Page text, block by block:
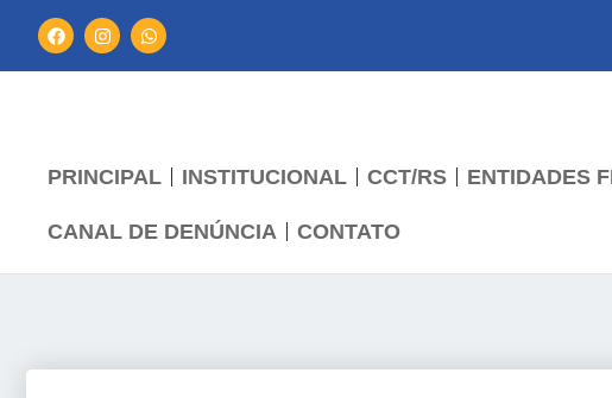
PRINCIPAL INSTITUCIONAL CCT/RS ENTIDADES
CANAL DE DENÚNCIA CONTATO